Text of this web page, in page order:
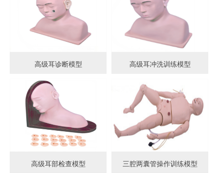
高级耳诊断模型 高级耳冲洗训练模型
高级耳部检查模型 三腔两囊管操作训练模型